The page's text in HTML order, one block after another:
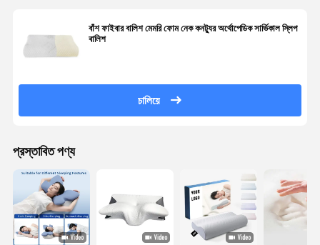
বাঁশ ফাইবার বালিশ মেমরি ফোম নেক কনট্যুর অর্থোপেডিক সার্ভিকাল স্লিপ
বালিশ
চালিয়ে
প্রস্তাবিত পণ্য